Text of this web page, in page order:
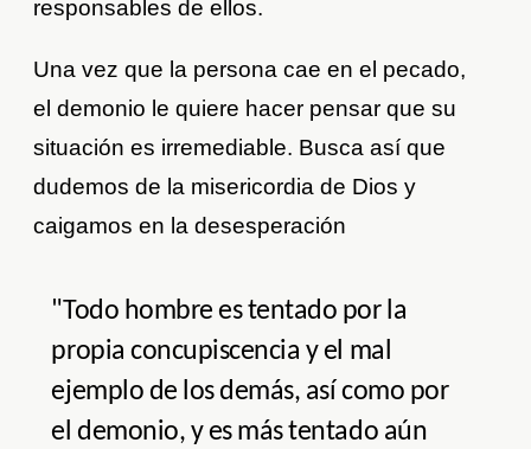
responsables de ellos.
Una vez que la persona cae en el pecado,
el demonio le quiere hacer pensar que su
situación es irremediable. Busca así que
dudemos de la misericordia de Dios y
caigamos en la desesperación
"Todo hombre es tentado por la
propia concupiscencia y el mal
ejemplo de los demás, así como por
el demonio, y es más tentado aún